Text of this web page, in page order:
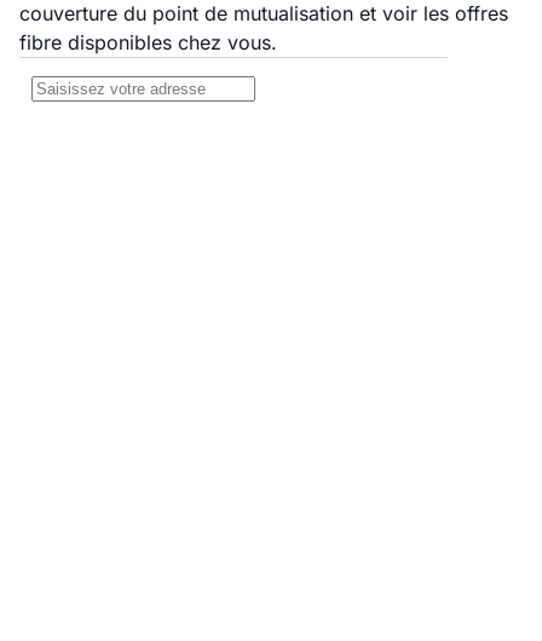
couverture du point de mutualisation et voir les offres
fibre disponibles chez vous.